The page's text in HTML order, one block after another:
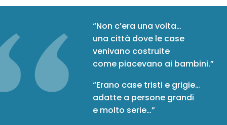
“Non c’era una volta…
una città dove le case
venivano costruite
come piacevano ai bambini.”
“Erano case tristi e grigie…
adatte a persone grandi
e molto serie…”